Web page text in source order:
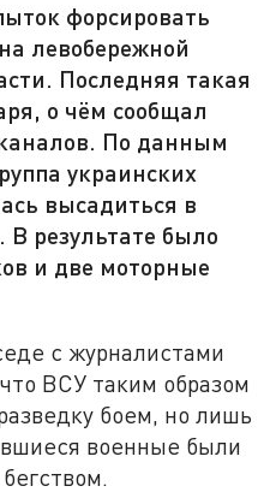
форсировать
левобережной
Последняя такая
о чём сообщал
По данным
украинских
высадиться в
В результате было
и две моторные
с журналистами
ВСУ таким образом
боем, но лишь
военные были